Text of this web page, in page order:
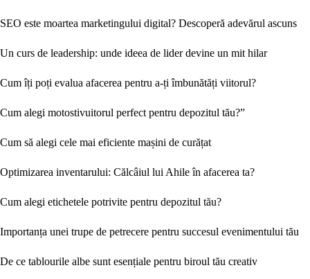
SEO este moartea marketingului digital? Descoperă adevărul ascuns
Un curs de leadership: unde ideea de lider devine un mit hilar
Cum îți poți evalua afacerea pentru a-ți îmbunătăți viitorul?
Cum alegi motostivuitorul perfect pentru depozitul tău?”
Cum să alegi cele mai eficiente mașini de curățat
Optimizarea inventarului: Călcâiul lui Ahile în afacerea ta?
Cum alegi etichetele potrivite pentru depozitul tău?
Importanța unei trupe de petrecere pentru succesul evenimentului tău
De ce tablourile albe sunt esențiale pentru biroul tău creativ